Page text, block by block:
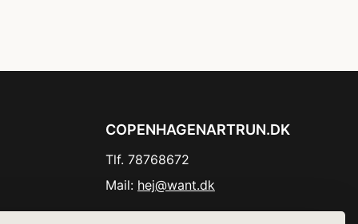
COPENHAGENARTRUN.DK
Tlf. 78768672
Mail: hej@want.dk